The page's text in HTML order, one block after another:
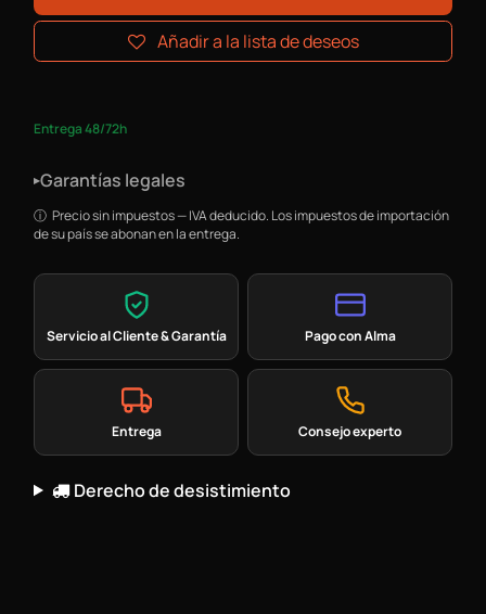
Añadir a la lista de deseos
Entrega 48/72h
▸Garantías legales
Precio sin impuestos — IVA deducido. Los impuestos de importación
de su país se abonan en la entrega.
Servicio al Cliente & Garantía Pago con Alma
Entrega Consejo experto
Derecho de desistimiento